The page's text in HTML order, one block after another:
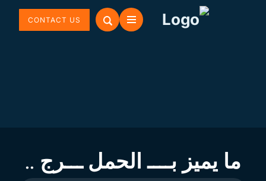
CONTACT US
ما يميز بــــ الحمل ـــرج ..